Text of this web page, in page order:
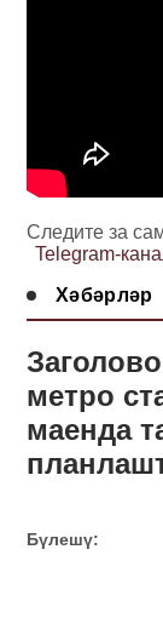
Следите за
Telegram-
Хәбәрләр
метро
маенда
Бүлешү: